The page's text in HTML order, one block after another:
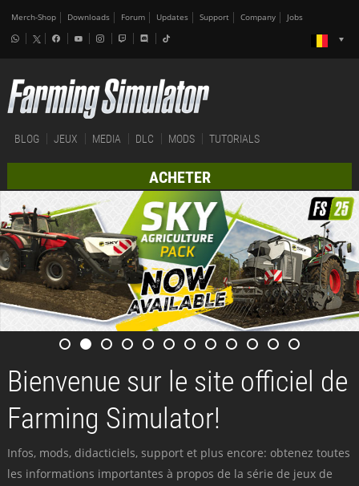
Merch-Shop Downloads Forum Updates Support Company Jobs
BLOG JEUX MEDIA DLC MODS TUTORIALS
ACHETER
Bienvenue sur le site officiel de
Farming Simulator!
Infos, mods, didacticiels, support et plus encore: obtenez toutes
les informations importantes à propos de la série de jeux de